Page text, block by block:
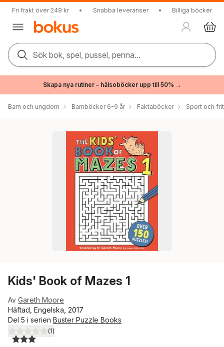
Fri frakt över 249 kr • Snabba leveranser • Billiga böcker
Sök bok, spel, pussel, penna...
Skapa nya rutiner – hälsoböcker upp till 50% →
Barn och ungdom Barnböcker 6-9 år Faktaböcker Sport och
Kids' Book of Mazes 1
Av Gareth Moore
Häftad, Engelska, 2017
Del 5 i serien Buster Puzzle Books
3,0utav 5 stjärnor. Totalt antal röster:
(1)